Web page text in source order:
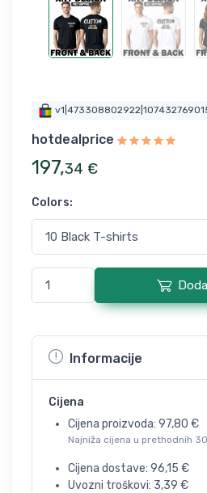
hotdealprice
197,34 €
Colors:
Informacije
Cijena
Cijena proizvoda: 97,80 €
Najniža cijena u prethodnih
Cijena dostave: 96,15 €
Uvozni troškovi: 3,39 €